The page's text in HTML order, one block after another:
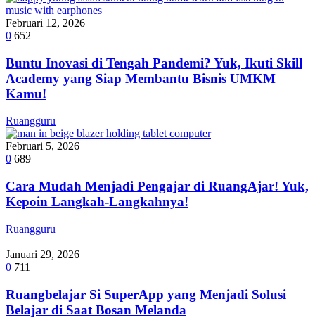
Februari 12, 2026
0 652
Buntu Inovasi di Tengah Pandemi? Yuk, Ikuti Skill
Academy yang Siap Membantu Bisnis UMKM
Kamu!
Ruangguru
Februari 5, 2026
0 689
Cara Mudah Menjadi Pengajar di RuangAjar! Yuk,
Kepoin Langkah-Langkahnya!
Ruangguru
Januari 29, 2026
0 711
Ruangbelajar Si SuperApp yang Menjadi Solusi
Belajar di Saat Bosan Melanda